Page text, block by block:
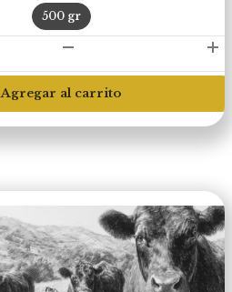
500 gr
Agregar al carrito